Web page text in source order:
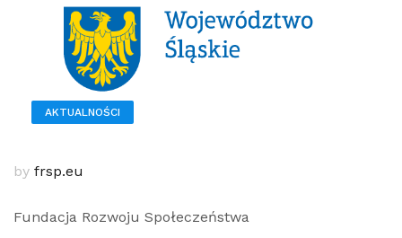
AKTUALNOŚCI
by frsp.eu
Fundacja Rozwoju Społeczeństwa